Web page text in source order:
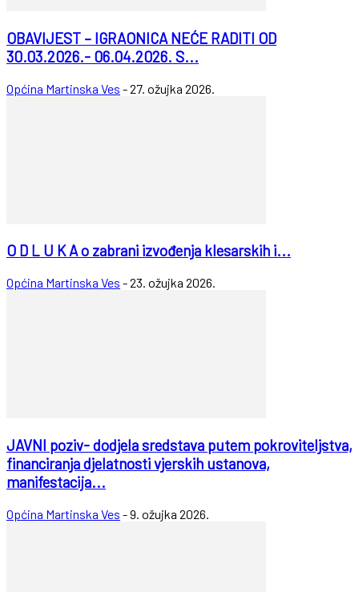
OBAVIJEST – IGRAONICA NEĆE RADITI OD
30.03.2026.- 06.04.2026. S...
Općina Martinska Ves -27. ožujka 2026.
O D L U K A o zabrani izvođenja klesarskih i...
Općina Martinska Ves -23. ožujka 2026.
JAVNI poziv- dodjela sredstava putem pokroviteljstva,
financiranja djelatnosti vjerskih ustanova,
manifestacija...
Općina Martinska Ves -9. ožujka 2026.